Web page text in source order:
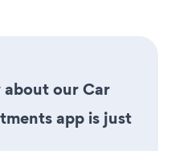
our Car
app is just